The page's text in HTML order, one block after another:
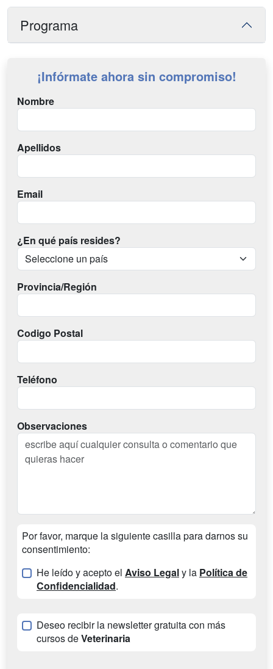
Programa
¡Infórmate ahora sin compromiso!
Nombre
Apellidos
Email
¿En qué país resides?
Provincia/Región
Codigo Postal
Teléfono
Observaciones
Por favor, marque la siguiente casilla para darnos su
consentimiento:
He leído y acepto el Aviso Legaly la Política de
Confidencialidad.
Deseo recibir la newsletter gratuita con más
cursos deVeterinaria